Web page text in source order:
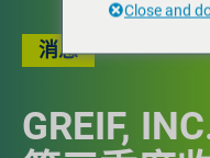
消息
GREIF,
Close and